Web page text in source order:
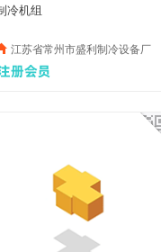
冷机组
江苏省常州市盛利制冷设备厂